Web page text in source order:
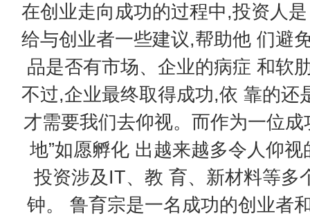
在创业走向成功的过程中,投资人
给与创业者一些建议,帮助他 们避
品是否有市场、企业的病症 和软
不过,企业最终取得成功,依 靠的还
才需要我们去仰视。而作为一位
地”如愿孵化 出越来越多令人仰
投资涉及IT、教 育、新材料等多
钟。 鲁育宗是一名成功的创业者